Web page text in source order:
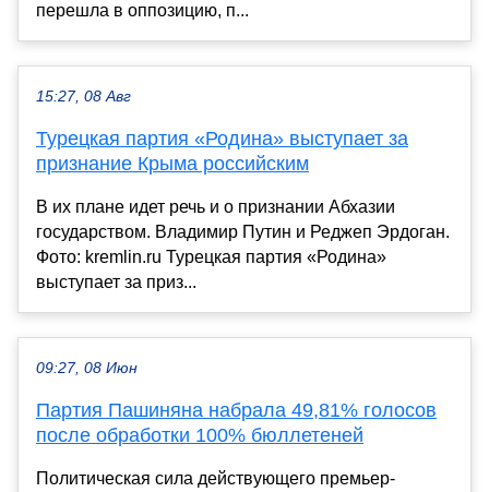
перешла в оппозицию, п...
15:27, 08 Авг
Турецкая партия «Родина» выступает за
признание Крыма российским
В их плане идет речь и о признании Абхазии
государством. Владимир Путин и Реджеп Эрдоган.
Фото: kremlin.ru Турецкая партия «Родина»
выступает за приз...
09:27, 08 Июн
Партия Пашиняна набрала 49,81% голосов
после обработки 100% бюллетеней
Политическая сила действующего премьер-